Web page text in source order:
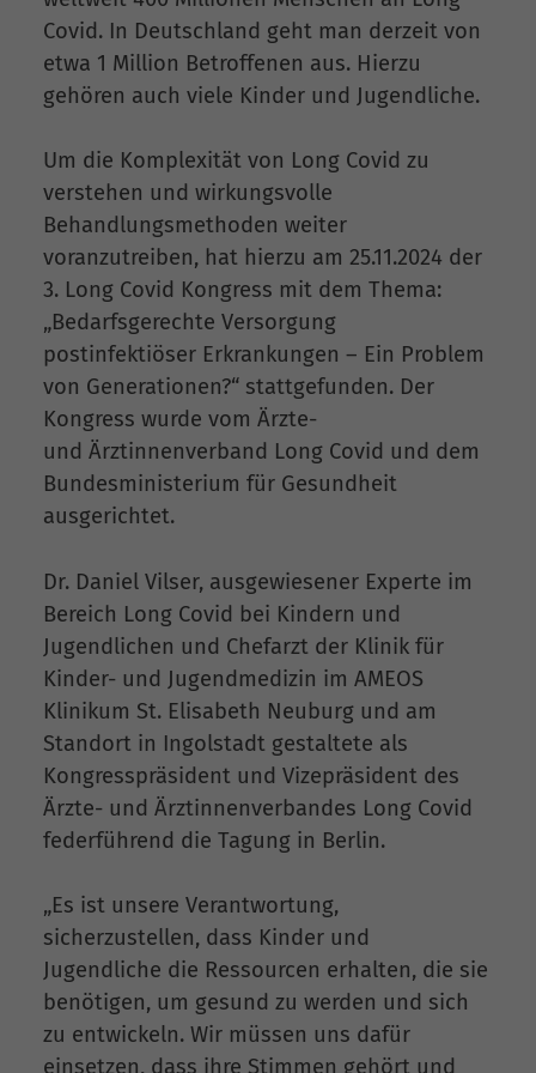
Covid. In Deutschland geht man derzeit von
etwa 1 Million Betroffenen aus. Hierzu
gehören auch viele Kinder und Jugendliche.
Um die Komplexität von Long Covid zu
verstehen und wirkungsvolle
Behandlungsmethoden weiter
voranzutreiben, hat hierzu am 25.11.2024 der
3. Long Covid Kongress mit dem Thema:
„Bedarfsgerechte Versorgung
postinfektiöser Erkrankungen – Ein Problem
von Generationen?“ stattgefunden. Der
Kongress wurde vom Ärzte-
und Ärztinnenverband Long Covid und dem
Bundesministerium für Gesundheit
ausgerichtet.
Dr. Daniel Vilser, ausgewiesener Experte im
Bereich Long Covid bei Kindern und
Jugendlichen und Chefarzt der Klinik für
Kinder- und Jugendmedizin im AMEOS
Klinikum St. Elisabeth Neuburg und am
Standort in Ingolstadt gestaltete als
Kongresspräsident und Vizepräsident des
Ärzte- und Ärztinnenverbandes Long Covid
federführend die Tagung in Berlin.
„Es ist unsere Verantwortung,
sicherzustellen, dass Kinder und
Jugendliche die Ressourcen erhalten, die sie
benötigen, um gesund zu werden und sich
zu entwickeln. Wir müssen uns dafür
einsetzen, dass ihre Stimmen gehört und